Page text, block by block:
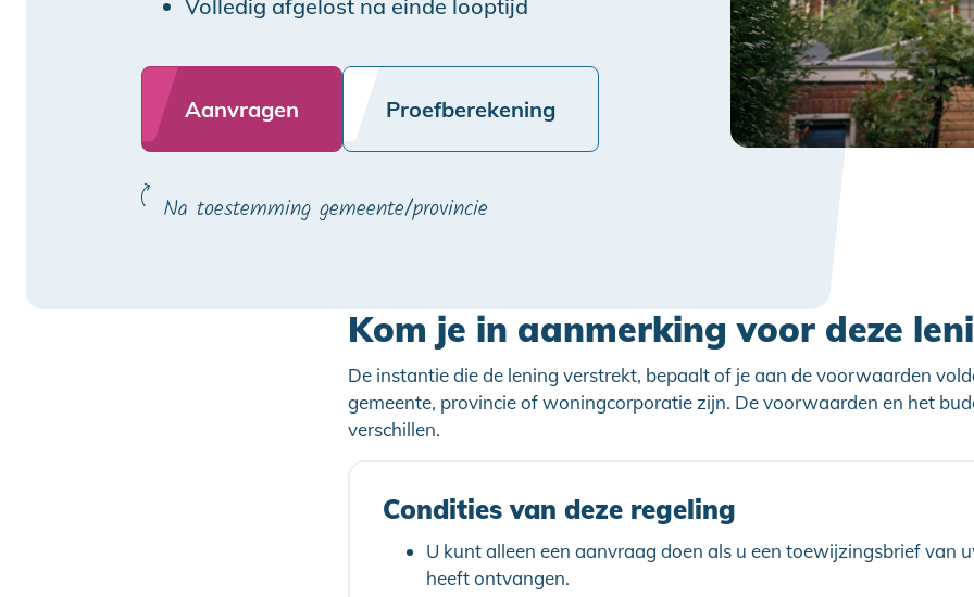
Volledig afgelost na einde looptijd
Aanvragen Proefberekening
Na toestemming gemeente/provincie
Kom je in aanmerking voor deze
De instantie die de lening verstrekt, bepaalt of je aan de voorwaarden
gemeente, provincie of woningcorporatie zijn. De voorwaarden en het
verschillen.
Condities van deze regeling
U kunt alleen een aanvraag doen als u een toewijzingsbrief van
heeft ontvangen.